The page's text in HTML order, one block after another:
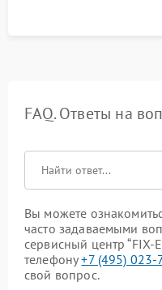
FAQ. Ответы на
Вы можете
часто задаваемыми
сервисный центр
телефону+7 (495) 023-
свой вопрос.